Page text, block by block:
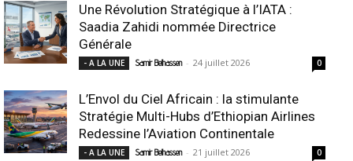
Une Révolution Stratégique à l’IATA :
Saadia Zahidi nommée Directrice
Générale
- A LA UNE Samir Belhassen - 24 juillet 2026 0
L’Envol du Ciel Africain : la stimulante
Stratégie Multi-Hubs d’Ethiopian Airlines
Redessine l’Aviation Continentale
- A LA UNE Samir Belhassen - 21 juillet 2026 0